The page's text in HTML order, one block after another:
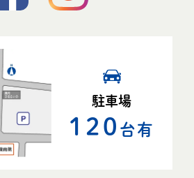
駐車場
120 台有